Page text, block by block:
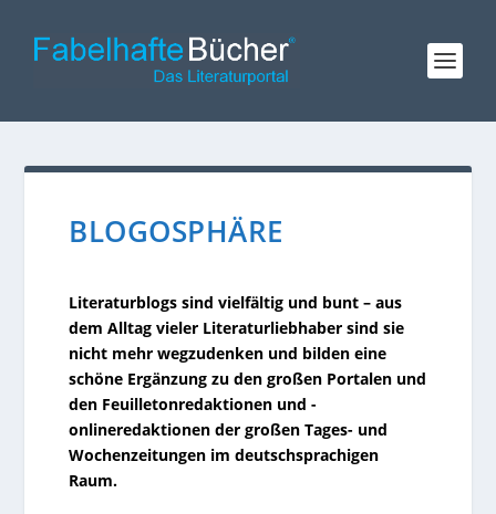
BLOGOSPHÄRE
Literaturblogs sind vielfältig und bunt – aus
dem Alltag vieler Literaturliebhaber sind sie
nicht mehr wegzudenken und bilden eine
schöne Ergänzung zu den großen Portalen und
den Feuilletonredaktionen und -
onlineredaktionen der großen Tages- und
Wochenzeitungen im deutschsprachigen
Raum.